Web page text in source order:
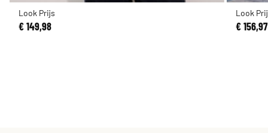
Look Prijs
€ 149,98
Look
€ 156,97